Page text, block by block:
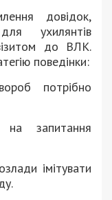
довідок,
ухилянтів
до ВЛК.
поведінки:
потрібно
на запитання
імітувати